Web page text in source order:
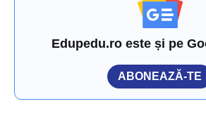
Edupedu.ro este și pe
ABONEAZĂ-TE